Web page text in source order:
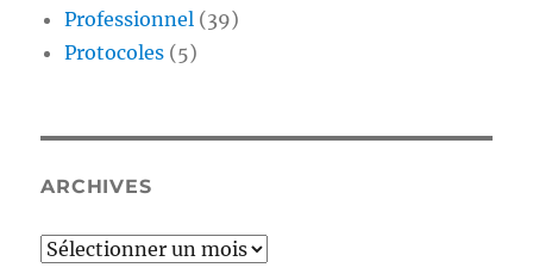
Professionnel (39)
Protocoles (5)
ARCHIVES
Archives